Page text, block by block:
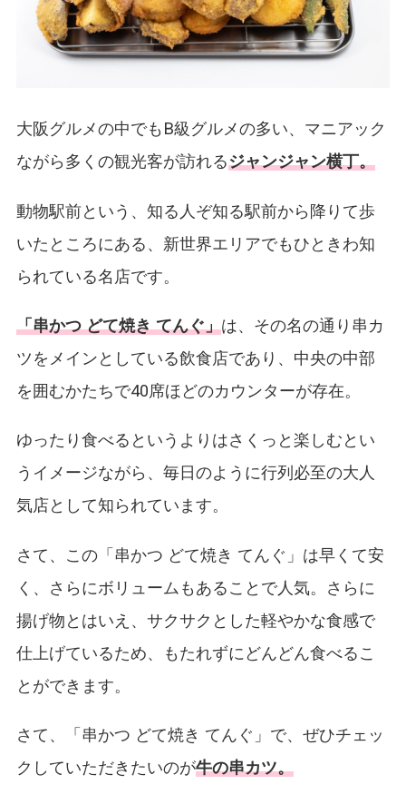
大阪グルメの中でもB級グルメの多い、マニアック
ながら多くの観光客が訪れるジャンジャン横丁。
動物駅前という、知る人ぞ知る駅前から降りて歩
いたところにある、新世界エリアでもひときわ知
られている名店です。
「串かつ どて焼き てんぐ」は、その名の通り串カ
ツをメインとしている飲食店であり、中央の中部
を囲むかたちで40席ほどのカウンターが存在。
ゆったり食べるというよりはさくっと楽しむとい
うイメージながら、毎日のように行列必至の大人
気店として知られています。
さて、この「串かつ どて焼き てんぐ」は早くて安
く、さらにボリュームもあることで人気。さらに
揚げ物とはいえ、サクサクとした軽やかな食感で
仕上げているため、もたれずにどんどん食べるこ
とができます。
さて、「串かつ どて焼き てんぐ」で、ぜひチェッ
クしていただきたいのが牛の串カツ。